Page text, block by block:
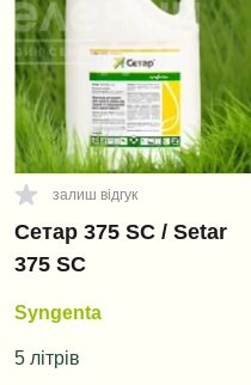
залиш відгук
Сетар 375 SC / Setar
375 SC
Syngenta
5 літрів